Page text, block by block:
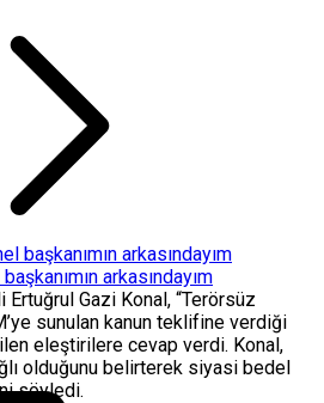
arkasındayım
Gazi Konal, “Terörsüz
sunulan kanun teklifine verdiği
eleştirilere cevap verdi. Konal,
olduğunu belirterek siyasi bedel
söyledi.